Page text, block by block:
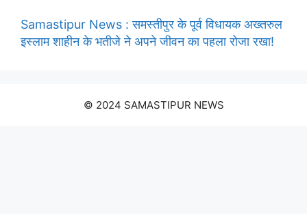
Samastipur News : समस्तीपुर के पूर्व विधायक अख्तरुल
इस्लाम शाहीन के भतीजे ने अपने जीवन का पहला रोजा रखा!
© 2024 SAMASTIPUR NEWS